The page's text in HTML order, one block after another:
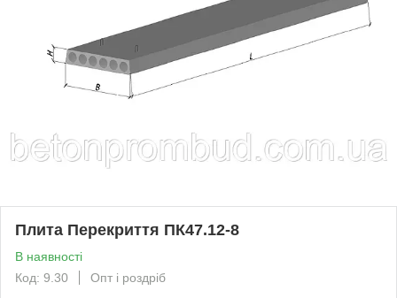
Плита Перекриття ПК47.12-8
В наявності
Код: 9.30
Опт і роздріб